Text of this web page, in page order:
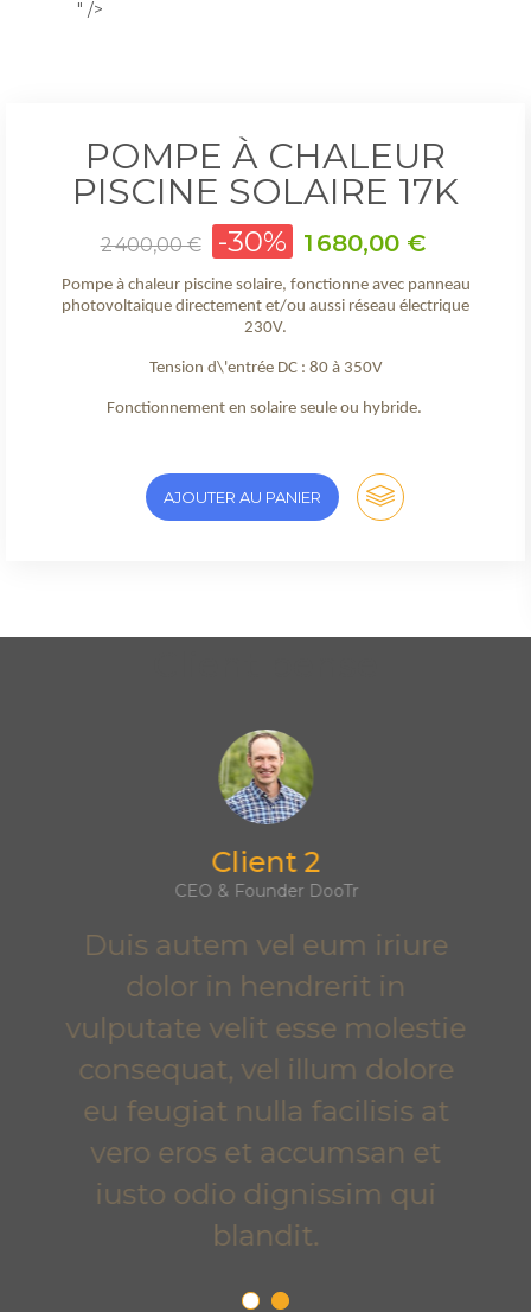
" />
POMPE À CHALEUR
PISCINE SOLAIRE 17K
Prix
de
2 400,00 € -30% Prix
1 680,00 €
Pompe à chaleur piscine solaire, fonctionne avec panneau
photovoltaique directement et/ou aussi réseau électrique
230V.
Tension d\'entrée DC : 80 à 350V
Fonctionnement en solaire seule ou hybride.
AJOUTER AU PANIER
Client 2
CEO & Founder DooTr
Duis autem vel eum iriure
dolor in hendrerit in
vulputate velit esse molestie
consequat, vel illum dolore
eu feugiat nulla facilisis at
vero eros et accumsan et
iusto odio dignissim qui
blandit.